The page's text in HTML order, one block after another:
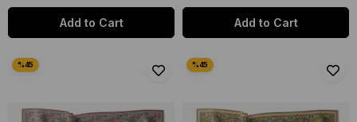
Add to Cart Add to Cart